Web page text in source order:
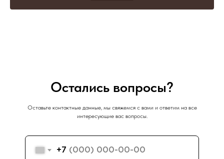
Остались вопросы?
Оставьте контактные данные, мы свяжемся с вами и ответим на все
интересующие вас вопросы.
+7